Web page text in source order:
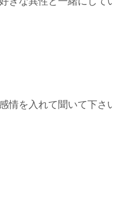
情を入れて聞いて下さ